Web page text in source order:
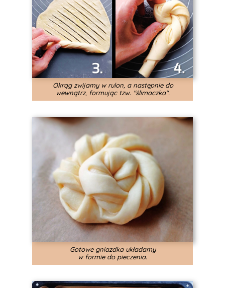
Okrąg zwijamy w rulon, a następnie do
wewnątrz, formując tzw. "ślimaczka".
Gotowe gniazdka układamy
w formie do pieczenia.